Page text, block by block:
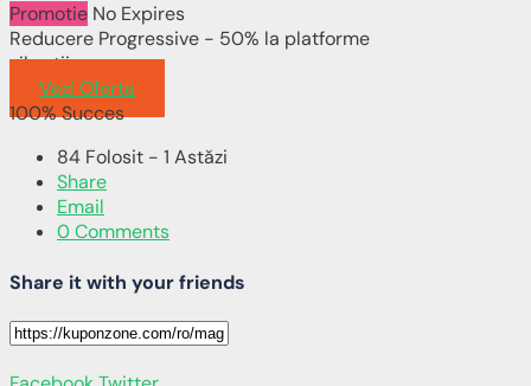
Promotie No Expires
Reducere Progressive - 50% la platforme
vibrații
Vezi Oferta
100% Succes
84 Folosit - 1 Astăzi
Share
Email
0 Comments
Share it with your friends